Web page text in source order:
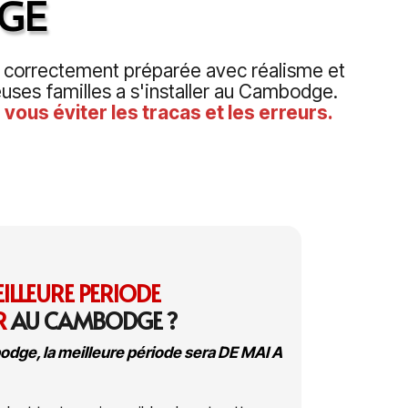
préparée avec réalisme et
familles a s'installer au Cambodge.
éviter les tracas et les erreurs.
PERIODE
AU CAMBODGE ?
lameilleure période sera DE MAI A